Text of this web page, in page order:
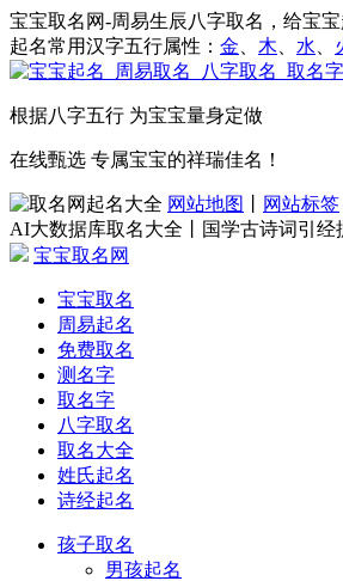
宝宝取名网-周易生辰八字取名，给宝宝
起名常用汉字五行属性： 金 木 水
根据八字五行 为宝宝量身定做
在线甄选 专属宝宝的祥瑞佳名！
网站地图 网站标签
AI大数据库取名大全丨国学古诗词引经
宝宝取名网
宝宝取名
周易起名
免费取名
测名字
取名字
八字取名
取名大全
姓氏起名
诗经起名
孩子取名
男孩起名